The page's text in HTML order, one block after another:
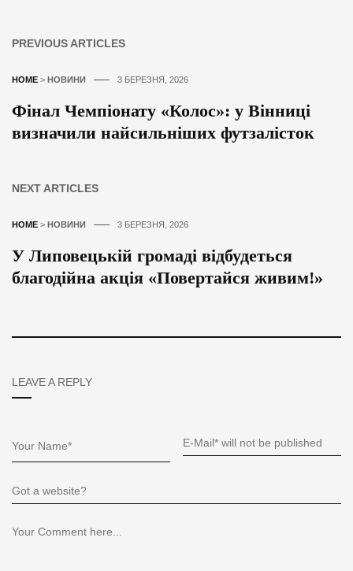
PREVIOUS ARTICLES
HOME > НОВИНИ 3 БЕРЕЗНЯ, 2026
Фінал Чемпіонату «Колос»: у Вінниці
визначили найсильніших футзалісток
NEXT ARTICLES
HOME > НОВИНИ 3 БЕРЕЗНЯ, 2026
У Липовецькій громаді відбудеться
благодійна акція «Повертайся живим!»
LEAVE A REPLY